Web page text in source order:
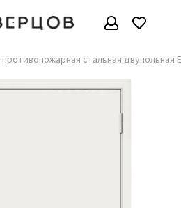
стальная двупольная